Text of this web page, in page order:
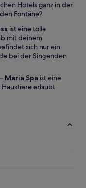
Hotels ganz in der
Fontäne?
ist eine tolle
mit deinem
sich nur ein
bei der Singenden
Maria Spa ist eine
erlaubt